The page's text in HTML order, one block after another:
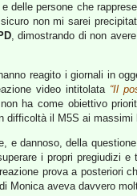
delle persone che
non mi sarei
, dimostrando di non
reagito i giornali in
video intitolata “Il
ha come obiettivo
difficoltà il M5S ai massimi
e dannoso, della
i propri pregiudizi
prova a posteriori
Monica aveva davvero